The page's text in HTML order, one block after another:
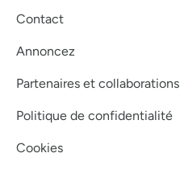
Contact
Annoncez
Partenaires et collaborations
Politique de confidentialité
Cookies